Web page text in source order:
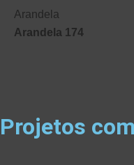
Arandela
Arandela 174
Projetos